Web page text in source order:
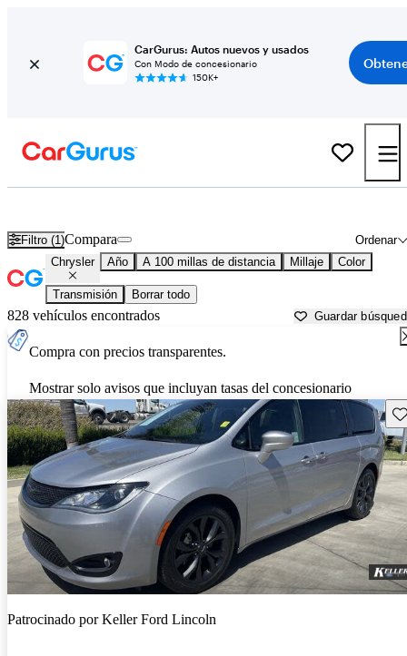
CarGurus: Autos nuevos y usados
Con Modo de concesionario
150K+
Filtro (1) Ordenar
Compara
Chrysler Año A 100 millas de distancia Millaje Color
Transmisión Borrar todo
828 vehículos encontrados Guardar
Compra con precios transparentes.
Mostrar solo avisos que incluyan tasas del concesionario
Patrocinado porKeller Ford Lincoln